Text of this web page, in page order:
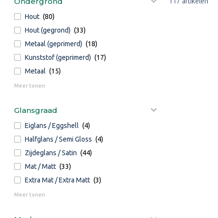
Hout (80)
Hout (gegrond) (33)
Metaal (geprimerd) (18)
Kunststof (geprimerd) (17)
Metaal (15)
Meer tonen
Glansgraad
Eiglans / Eggshell (4)
Halfglans / Semi Gloss (4)
Zijdeglans / Satin (44)
Mat / Matt (33)
Extra Mat / Extra Matt (3)
Meer tonen